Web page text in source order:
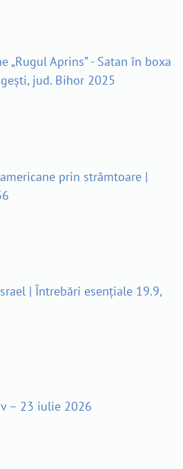
„Rugul Aprins” - Satan în boxa
jud. Bihor 2025
prin strâmtoare |
| Întrebări esențiale 19.9,
– 23 iulie 2026